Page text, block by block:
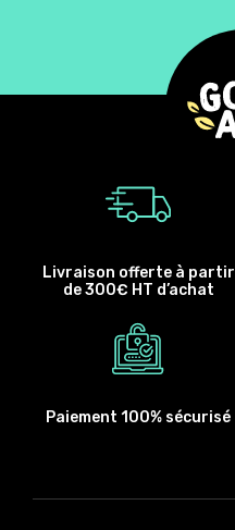
Livraison offerte à partir
de 300€ HT d’achat
Paiement 100% sécurisé